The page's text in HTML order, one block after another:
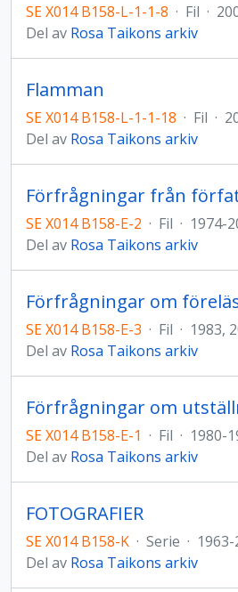
SE X014 B158-L-1-1-8 · Fil ·
Del av Rosa Taikons arkiv
Flamman
SE X014 B158-L-1-1-18 · Fil ·
Del av Rosa Taikons arkiv
SE X014 B158-E-2 · Fil · 1974-
Del av Rosa Taikons arkiv
SE X014 B158-E-3 · Fil · 1983,
Del av Rosa Taikons arkiv
Förfrågningar om
SE X014 B158-E-1 · Fil · 1980-
Del av Rosa Taikons arkiv
FOTOGRAFIER
SE X014 B158-K · Serie ·
Del av Rosa Taikons arkiv